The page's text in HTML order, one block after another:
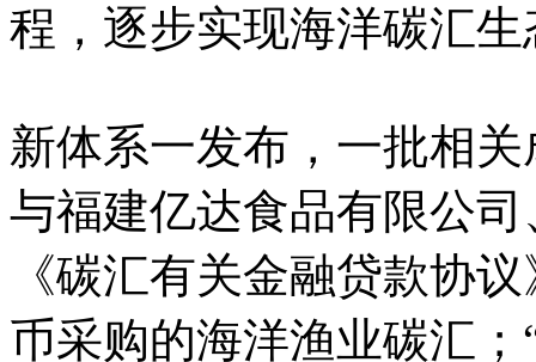
程，逐步实现海洋碳汇
新体系一发布，一批相
与福建亿达食品有限公
《碳汇有关金融贷款协
币采购的海洋渔业碳汇